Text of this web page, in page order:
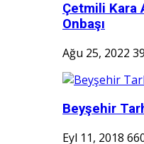
Çetmili Kara
Onbaşı
Ağu 25, 2022
Beyşehir
Eyl 11, 2018